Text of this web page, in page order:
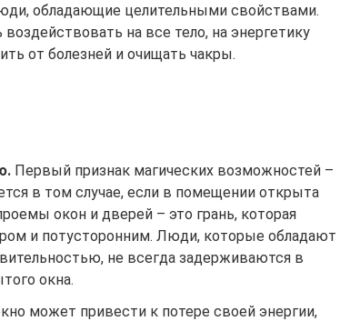
обладающие целительными свойствами.
на все тело, на энергетику
от болезней и очищать чакры.
Первый признак магических возможностей –
в том случае, если в помещении открыта
окон и дверей – это грань, которая
и потусторонним. Люди, которые обладают
не всегда задерживаются в
окна.
может привести к потере своей энергии,